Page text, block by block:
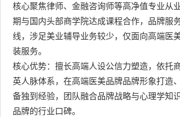
核心聚焦律师、金融咨询师等高净值专业从
期与国内头部商学院达成课程合作，品牌服
线，涉足美业辅导业务较少，仅面向高端医
装服务。
核心优势：擅长高端人设公信力塑造，依托
英人脉体系，在高端医美品牌品牌形象打造
备独到经验，团队融合品牌战略与心理学知
品牌的行业口碑。